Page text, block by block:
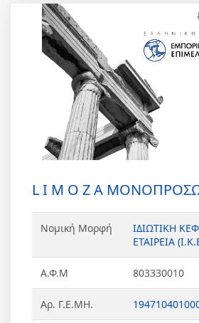
L I M O Z A
Νομική Μορφή
ΙΔΙΩΤΙΚΗ
ΕΤΑΙΡΕΙΑ
Α.Φ.Μ 803330010
Αρ. Γ.Ε.ΜΗ.